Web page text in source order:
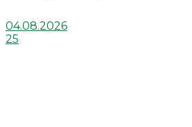
04.08.2026
25